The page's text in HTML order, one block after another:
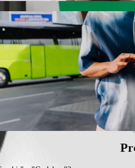
Şəmkir" a
hasta 6 personas.
de Bolt.
infantil.
aceptan.
Assist ofrece vehículos accesibles
más competitivos.